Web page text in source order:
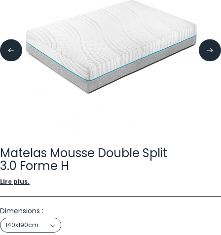
Matelas Mousse Double Split
3.0 Forme H
Lire plus.
Dimensions :
140x190cm